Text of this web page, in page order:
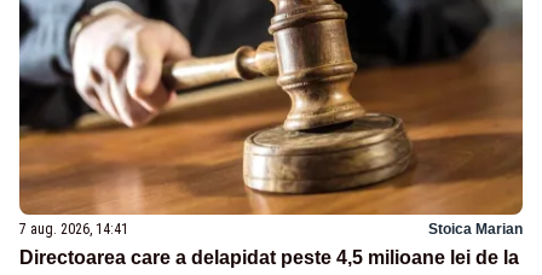
7 aug. 2026, 14:41 Stoica Marian
Directoarea care a delapidat peste 4,5 milioane lei de la